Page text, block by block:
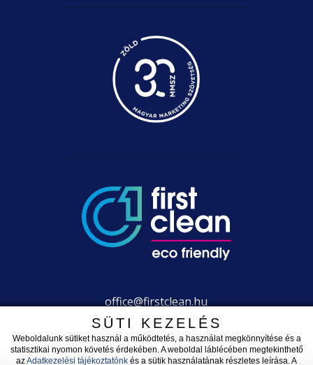
office@firstclean.hu
+36 30 203 2304
SÜTI KEZELÉS
Weboldalunk sütiket használ a működtetés, a használat megkönnyítése és a
statisztikai nyomon követés érdekében. A weboldal láblécében megtekinthető
azAdatkezelési tájékoztatónk és a sütik használatának részletes leírása. A